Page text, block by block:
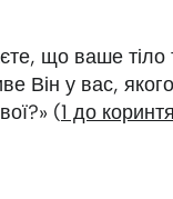
що ваше
Він у вас,
(1 до